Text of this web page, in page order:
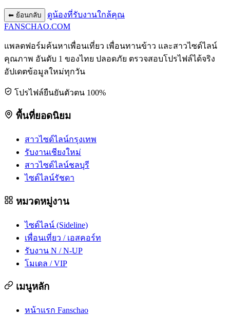
⬅ ย้อนกลับ
ดูน้องที่รับงานใกล้คุณ
FANSCHAO.COM
แพลตฟอร์มค้นหาเพื่อนเที่ยว เพื่อนทานข้าว และสาวไซด์ไลน์
คุณภาพ อันดับ 1 ของไทย ปลอดภัย ตรวจสอบโปรไฟล์ได้จริง
อัปเดตข้อมูลใหม่ทุกวัน
โปรไฟล์ยืนยันตัวตน 100%
พื้นที่ยอดนิยม
สาวไซด์ไลน์กรุงเทพ
รับงานเชียงใหม่
สาวไซด์ไลน์ชลบุรี
ไซด์ไลน์รัชดา
หมวดหมู่งาน
ไซด์ไลน์ (Sideline)
เพื่อนเที่ยว / เอสคอร์ท
รับงาน N / N-UP
โมเดล / VIP
เมนูหลัก
หน้าแรก Fanschao